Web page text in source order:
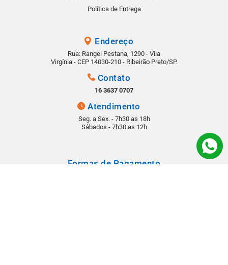
Política de Entrega
Endereço
Rua: Rangel Pestana, 1290 - Vila
Virgínia - CEP 14030-210 - Ribeirão Preto/SP.
Contato
16 3637 0707
Atendimento
Seg. a Sex. - 7h30 as 18h
Sábados - 7h30 as 12h
Formas de Pagamento